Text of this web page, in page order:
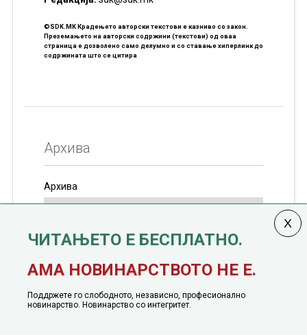
©SDK.MK Крадењето авторски текстови е казниво со закон.
Преземањето на авторски содржини (текстови) од оваа
страница е дозволено само делумно и со ставање хиперлинк до
содржината што се цитира
Архива
Архива
јануари, 1991 година
ЧИТАЊЕТО Е БЕСПЛАТНО.
АМА НОВИНАРСТВОТО НЕ Е.
Поддржете го слободното, независно, професионално
новинарство. Новинарство со интегритет.